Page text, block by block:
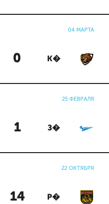
04 МАРТА
0 К�
25 ФЕВРАЛЯ
1 З�
22 ОКТЯБРЯ
14 Р�